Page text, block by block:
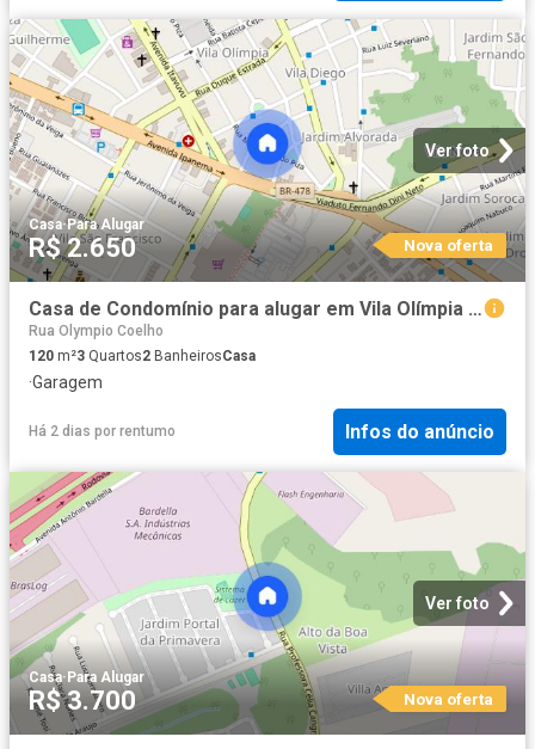
Ver foto
Casa·Para Alugar
R$ 2.650 Nova oferta
Casa de Condomínio para alugar em Vila Olímpia de 120.00m² com 3 Quartos, 1 Suite e 2 Garagens
Rua Olympio Coelho
120 m²3 Quartos2 BanheirosCasa
·Garagem
Há 2 dias por rentumo Infos do anúncio
Ver foto
Casa· Para Alugar
R$ 3.700 Nova oferta